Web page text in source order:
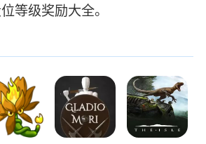
等级奖励大全。